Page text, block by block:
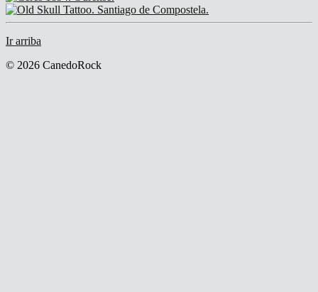
Ir arriba
© 2026 CanedoRock